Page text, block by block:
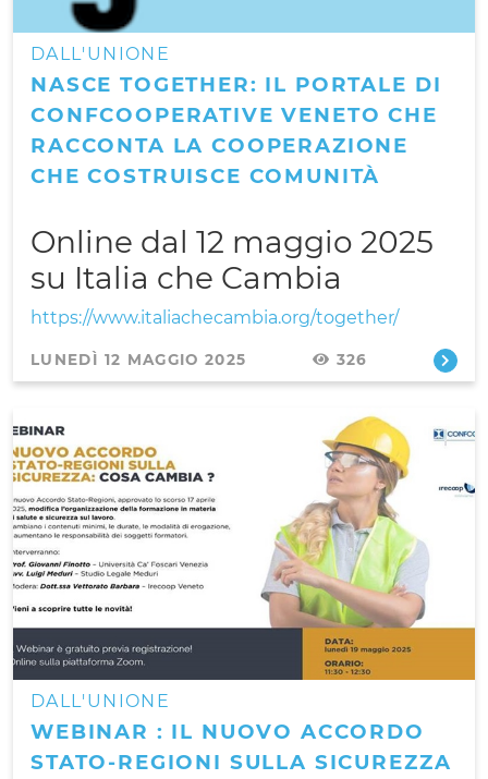
DALL'UNIONE
NASCE TOGETHER: IL PORTALE DI
CONFCOOPERATIVE VENETO CHE
RACCONTA LA COOPERAZIONE
CHE COSTRUISCE COMUNITÀ
Online dal 12 maggio 2025
su Italia che Cambia
https://www.italiachecambia.org/together/
LUNEDÌ 12 MAGGIO 2025 326
DALL'UNIONE
WEBINAR : IL NUOVO ACCORDO
STATO-REGIONI SULLA SICUREZZA